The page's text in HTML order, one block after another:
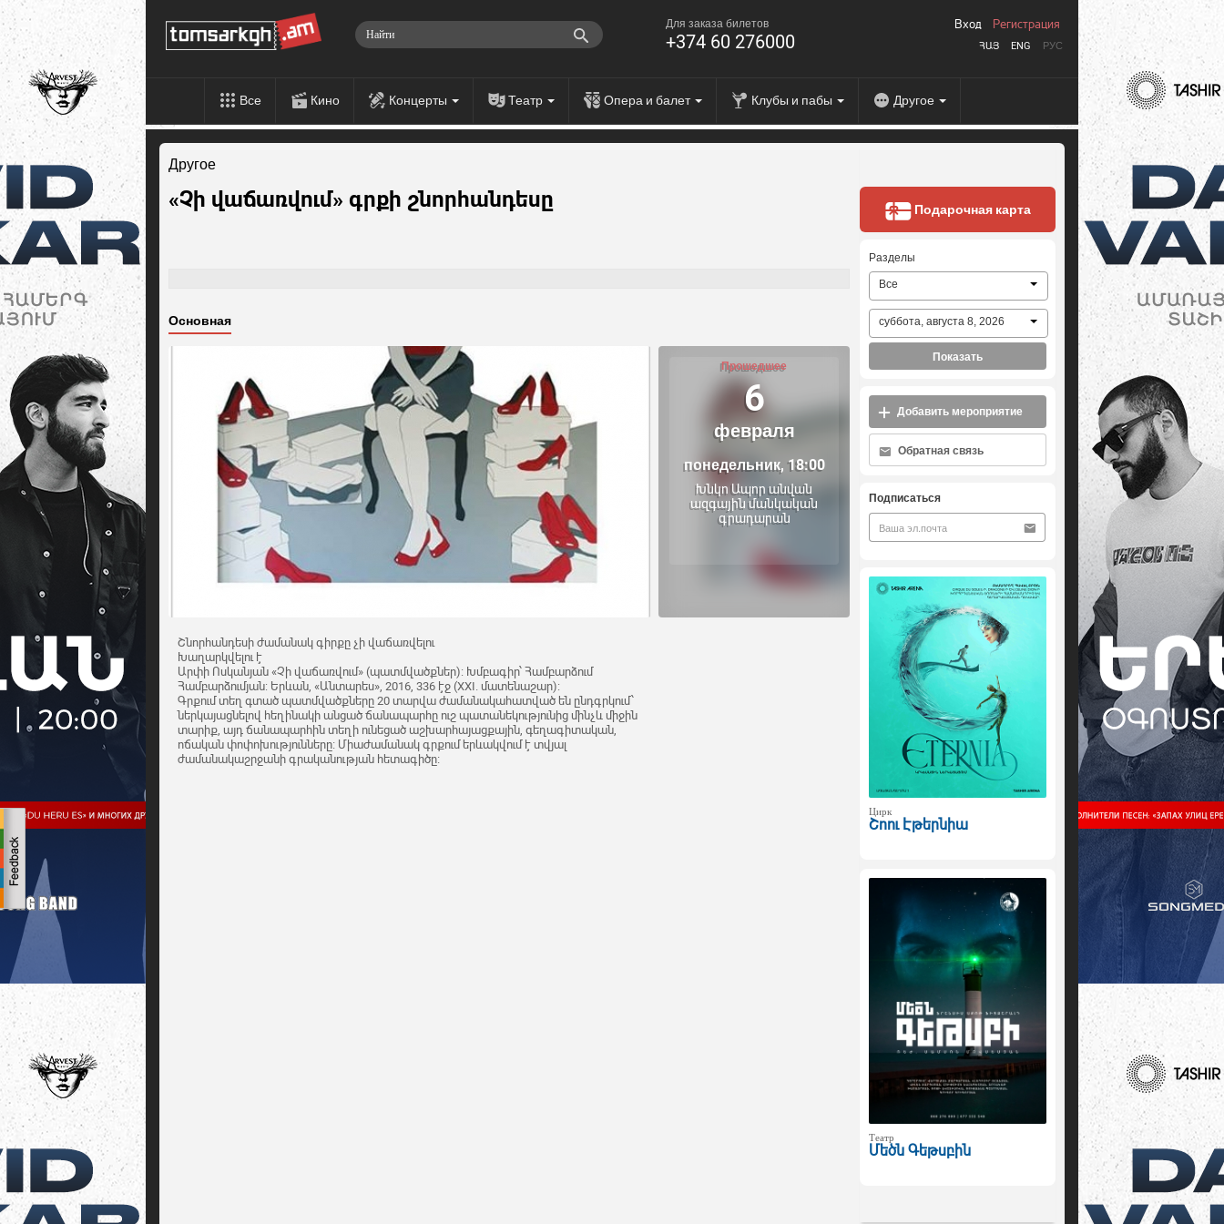
Для заказа билетов
+374 60 276000 ՀԱՅ ENG РУС
Вход Регистрация
Все Кино Концерты Театр Опера и балет Клубы и пабы Другое
Другое
«Չի վաճառվում» գրքի շնորհանդեսը
Основная
Прошедшее
6
февраля
понедельник, 18:00
Խնկո Ապոր անվան
ազգային մանկական
գրադարան
Շնորհանդեսի ժամանակ գիրքը չի վաճառվելու
Խաղարկվելու է
Արփի Ոսկանյան «Չի վաճառվում» (պատմվածքներ): Խմբագիր՝ Համբարձում
Համբարձումյան: Երևան, «Անտարես», 2016, 336 էջ (XXI. մատենաշար):
Գրքում տեղ գտած պատմվածքները 20 տարվա ժամանակահատված են ընդգրկում՝
ներկայացնելով հեղինակի անցած ճանապարհը ուշ պատանեկությունից մինչև միջին
տարիք, այդ ճանապարհին տեղի ունեցած աշխարհայացքային, գեղագիտական,
ոճական փոփոխությունները։ Միաժամանակ գրքում երևակվում է տվյալ
ժամանակաշրջանի գրականության հետագիծը։
Подарочная карта
Разделы
Все
суббота, августа 8, 2026
Показать
Добавить мероприятие
Обратная связь
Подписаться
Цирк
Շոու Էթերնիա
Театр
Մեծն Գեթսբին